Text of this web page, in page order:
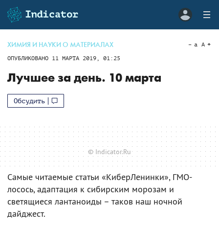
ХИМИЯ И НАУКИ О МАТЕРИАЛАХ
ОПУБЛИКОВАНО 11 МАРТА 2019, 01:25
a A
Лучшее за день. 10 марта
Обсудить
© Indicator.Ru
Самые читаемые статьи «КиберЛенинки», ГМО-
лосось, адаптация к сибирским морозам и
светящиеся лантаноиды – таков наш ночной
дайджест.